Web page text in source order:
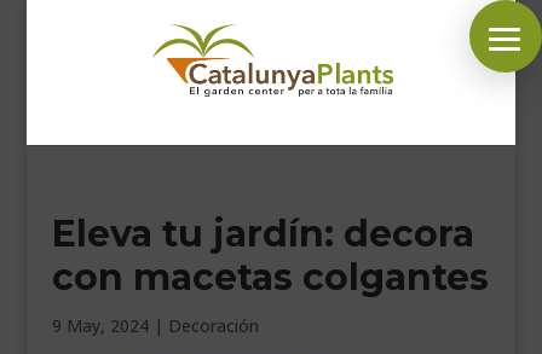
SÍGUENOS EN:
INICIO
PLANTAS
Eleva tu jardín: decora
con macetas colgantes
9 May, 2024| Decoración